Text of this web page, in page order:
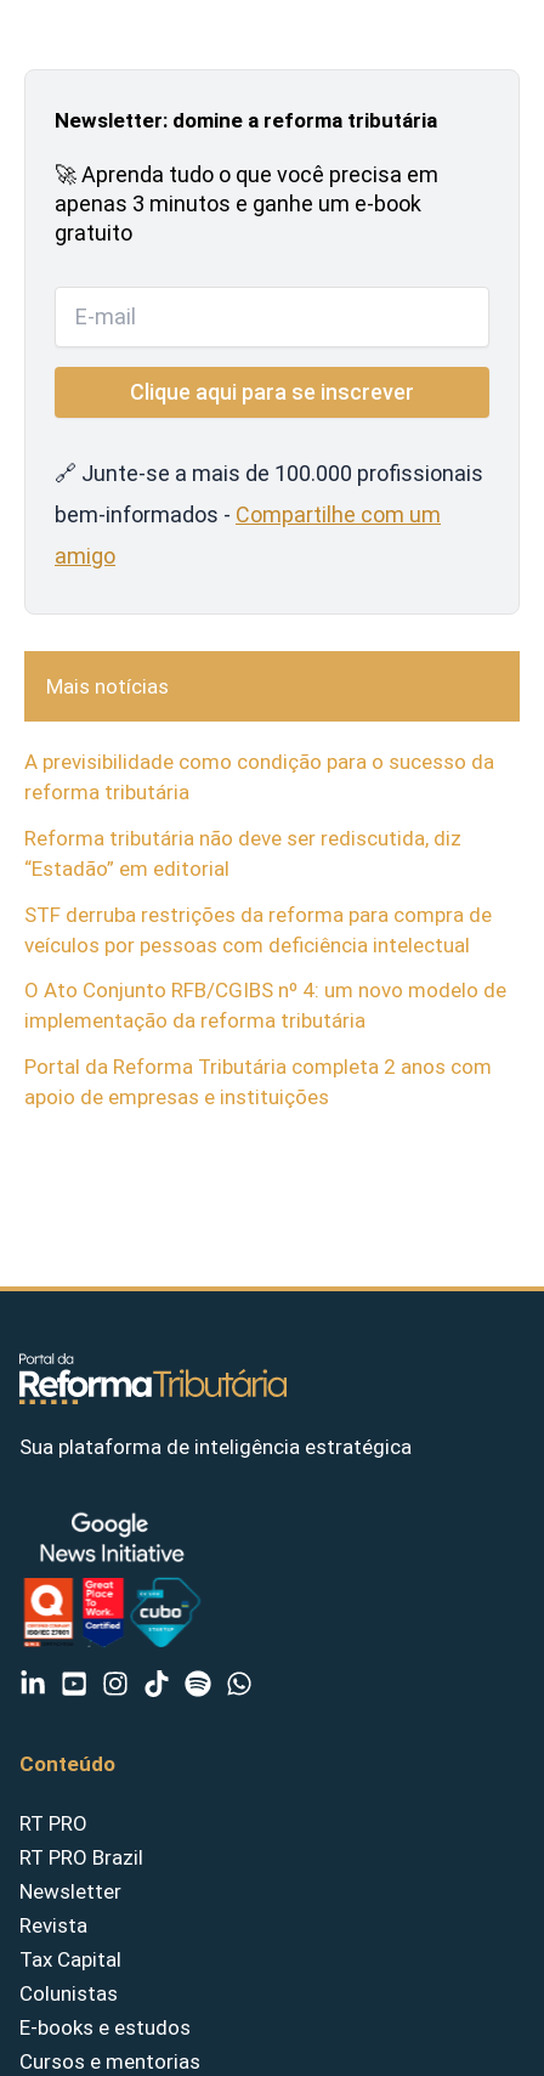
Newsletter: domine a reforma tributária
🚀 Aprenda tudo o que você precisa em
apenas 3 minutos e ganhe um e-book
gratuito
🔗 Junte-se a mais de 100.000 profissionais
bem-informados - Compartilhe com um
amigo
Mais notícias
A previsibilidade como condição para o sucesso da
reforma tributária
Reforma tributária não deve ser rediscutida, diz
“Estadão” em editorial
STF derruba restrições da reforma para compra de
veículos por pessoas com deficiência intelectual
O Ato Conjunto RFB/CGIBS nº 4: um novo modelo de
implementação da reforma tributária
Portal da Reforma Tributária completa 2 anos com
apoio de empresas e instituições
Sua plataforma de inteligência estratégica
Conteúdo
RT PRO
RT PRO Brazil
Newsletter
Revista
Tax Capital
Colunistas
E-books e estudos
Cursos e mentorias